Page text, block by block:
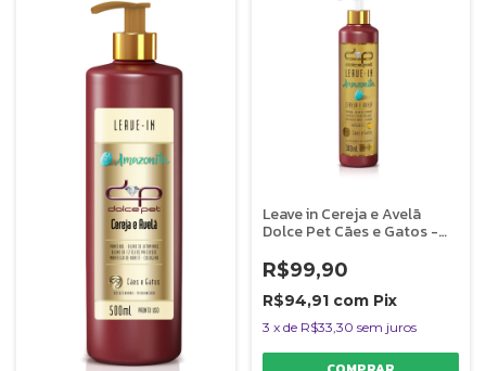
Leave in Cereja e Avelã
Dolce Pet Cães e Gatos -
R$99,90
R$94,91 com Pix
3 x de R$33,30 sem juros